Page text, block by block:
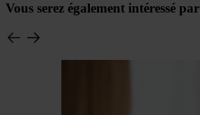
Vous serez également intéressé par